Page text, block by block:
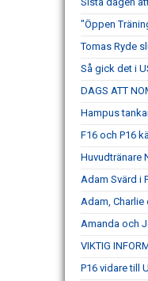
"Öppen
Tomas Ryde
Så gick det i
DAGS ATT
Hampus
F16 och P16
Huvudtränare
Adam Svärd i
Adam,
Amanda och
VIKTIG
P16 vidare till